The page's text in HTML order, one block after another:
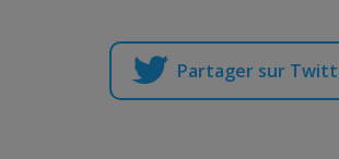
Partager sur